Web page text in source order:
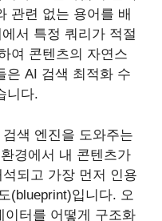
관련 없는 용어를 배
서 특정 쿼리가 적절
여 콘텐츠의 자연스
은 AI 검색 최적화 수
니다.
색 엔진을 도와주는
경에서 내 콘텐츠가
되고 가장 먼저 인용
(blueprint)입니다. 오
이터를 어떻게 구조화